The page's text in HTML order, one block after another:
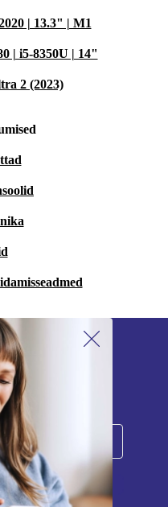
| 13.3" | M1
| i5-8350U | 14"
2 (2023)
pakkumist vahele.